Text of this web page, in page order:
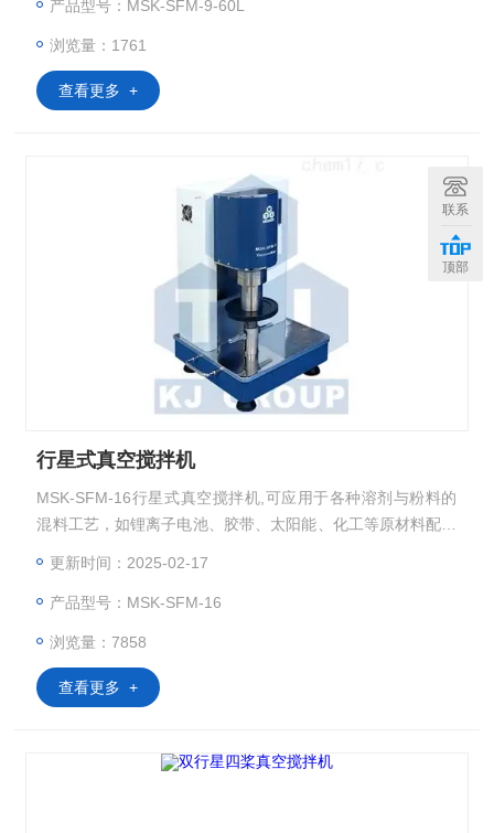
设备一体化设计，搅拌均匀性好，方便易用。 MSK-SFM-9-6
产品型号：MSK-SFM-9-60L
浏览量：1761
查看更多 +
行星式真空搅拌机
MSK-SFM-16行星式真空搅拌机,可应用于各种溶剂与粉料的
混料工艺，如锂离子电池、胶带、太阳能、化工等原材料配料
更新时间：2025-02-17
产品型号：MSK-SFM-16
浏览量：7858
查看更多 +
联系
顶部